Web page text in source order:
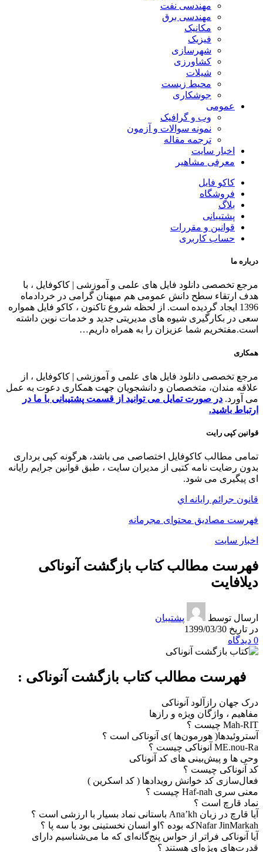
مهندسی نفت
مهندسی برق
مکانیک
فیزیک
شهرسازی
کشاورزی
شیلات
محیط زیست
جوشکاری
عمومی
وب و گرافیک
نمونه سوالات و آزمون
ترجمه مقاله
اخبار سایت
معرفی مشاهیر
کاکو فایل
فروشگاه
بلاگ
پشتیبانی
قوانین و مقررات
حساب کاربری
درباره ما
مرجع تخصصی دانلود فایل های علمی و آموزشی | کاکوفایل ، با
هدف ارتقاء سطح دانش عمومی هم میهنان گرامی در خردادماه
1396 ایجاد گردیده است. از لحظه شروع تاکنون ، کاکو فایل همواره
سعی در بکارگیری شیوه های مدیریتی جدید و خدمات نوین داشته
است.مفتخریم شما عزیزان را به همراه داریم…
همکاری
مرجع تخصصی دانلود فایل های علمی و آموزشی | کاکوفایل ، از
علاقه مندان، متخصصان و دانشجویان جهت همکاری دعوت به عمل
می آورد. در صورت تمایل می توانید از قسمت پشتیبانی با ما در
ارتباط باشید.
قوانین کپی رایت
تمامی مطالب کاکوفایل اختصاصی می باشد، هرگونه کپی برداری
بدون رضایت نامه کتبی از مدیران سایت ، طبق قوانین جرایم رایانه
ای پیگیری می شود.
قانون جرائم رايانه‌ اي
فهرست مصاديق محتو ای مجرمانه
اخبار سایت
فهرست مطالب کتاب بازگشت آنوناکی
دیلافایت
ارسال توسط
پشتیبان
در تاریخ 1399/03/30
0 دیدگاه
فهرست مطالب کتاب بازگشت آنوناکی :
درک جهان رازآلود آنوناکی
مفاهیم ، واژگان ویژه و رازها
Mah-RIT چیست ؟
آستروئیدها( هورمون‌ها )ی آنوناکی است ؟
ME.nou-Ra آنوناکی چیست ؟
وحی ها و پیش‌بینی های کد آنوناکی
کد آنوناکی چیست ؟
فعال‌سازی کد خوانش رویدادها ( کد اسکرین )
معنی سری Haf-nah چیست ؟
نماد قارچ است ؟
آیا قارچ در زبان Ana’kh باستانی نماد بسیار با ارزشی است ؟
Nafar JinMarkahکه بوده ؟او انسان نخستینی بود با سه پا ؟
آیا آنوناکی فراتر از حواس پنج‌گانه‌ای که ما می‌شناسیم دارای
قدرت‌های ویژه‌ای هستند ؟